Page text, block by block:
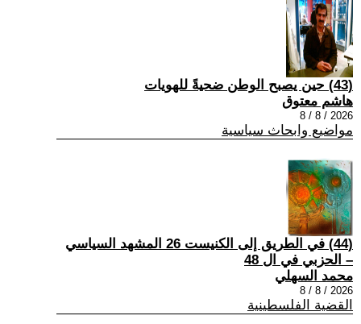
(43) حين يصبح الوطن ضحيةً للهويات
هاشم معتوق
2026 / 8 / 8
مواضيع وابحاث سياسية
(44) في الطريق إلى الكنيست 26 المشهد السياسي
– الحزبي في ال 48
محمد السهلي
2026 / 8 / 8
القضية الفلسطينية